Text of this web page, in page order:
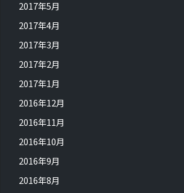
2017年5月
2017年4月
2017年3月
2017年2月
2017年1月
2016年12月
2016年11月
2016年10月
2016年9月
2016年8月